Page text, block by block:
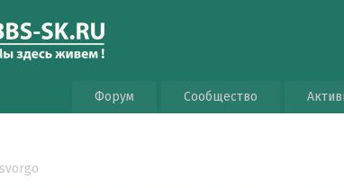
Форум Сообщество
svorgo